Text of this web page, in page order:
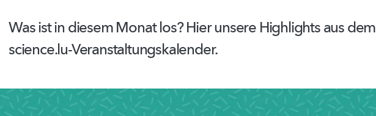
Was ist in diesem Monat los? Hier unsere Highlights aus dem
science.lu-Veranstaltungskalender.